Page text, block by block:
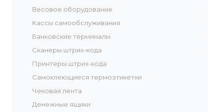
Весовое оборудование
Кассы самообслуживания
Банковские терминалы
Сканеры штрих-кода
Принтеры штрих-кода
Самоклеющиеся термоэтикетки
Чековая лента
Денежные ящики